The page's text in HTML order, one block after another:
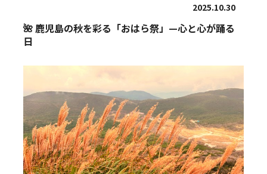
2025.10.30
🌺 鹿児島の秋を彩る「おはら祭」—心と心が踊る
日